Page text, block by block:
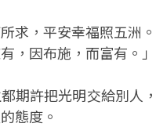
求，平安幸福照五洲。
，因布施，而富有。」
期許把光明交給別人
態度。